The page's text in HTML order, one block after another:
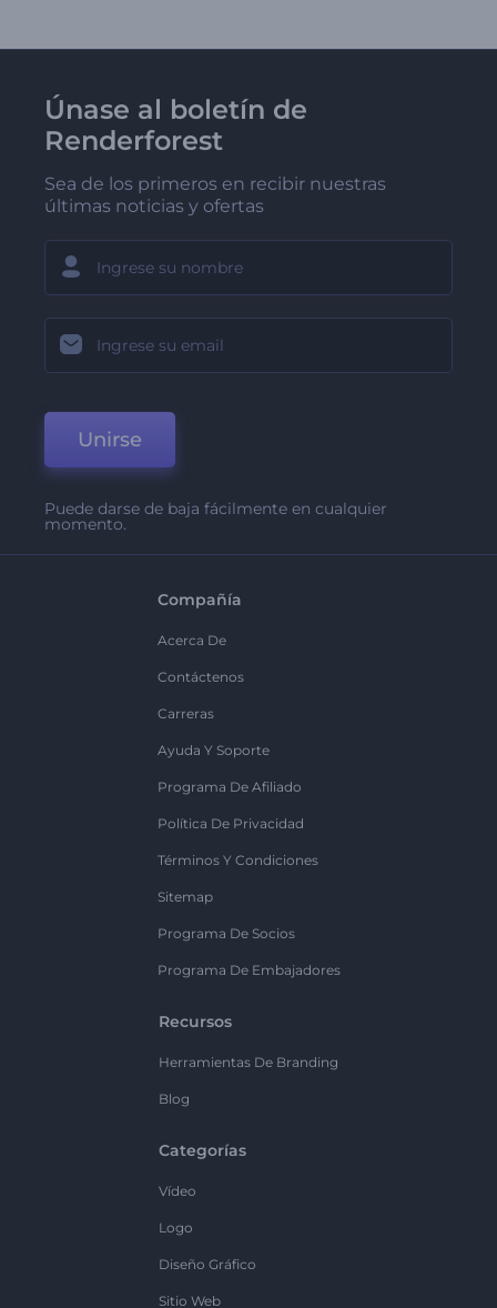
Únase al boletín de
Renderforest
Sea de los primeros en recibir nuestras
últimas noticias y ofertas
Unirse
Puede darse de baja fácilmente en cualquier
momento.
Compañía
Acerca De
Contáctenos
Carreras
Ayuda Y Soporte
Programa De Afiliado
Política De Privacidad
Términos Y Condiciones
Sitemap
Programa De Socios
Programa De Embajadores
Recursos
Herramientas De Branding
Blog
Categorías
Vídeo
Logo
Diseño Gráfico
Sitio Web